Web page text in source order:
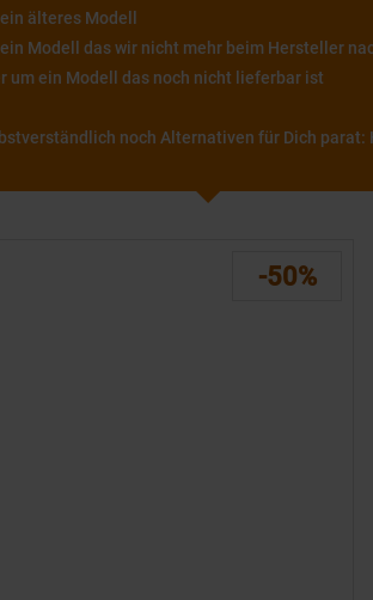
älteres Modell
Modell das wir nicht mehr beim Hersteller
um ein Modell das noch nicht lieferbar ist
noch Alternativen für Dich parat:
-50%